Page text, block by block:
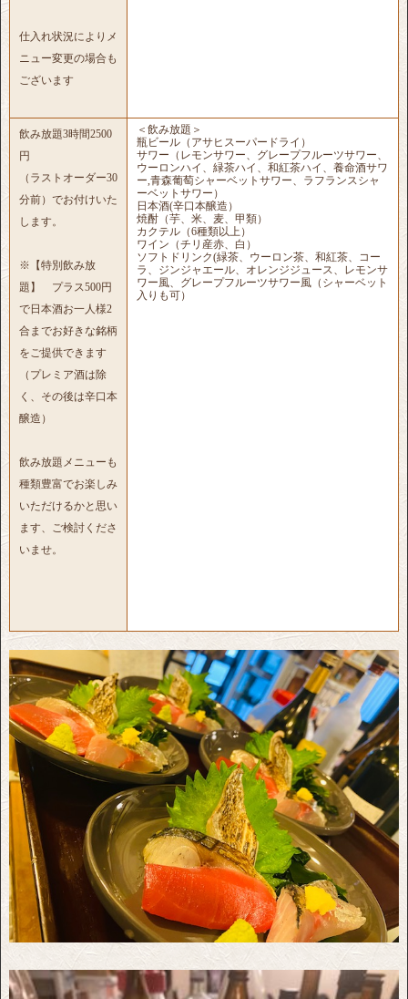
仕入れ状況によりメ
ニュー変更の場合も
ございます
飲み放題3時間2500
円
（ラストオーダー30
分前）でお付けいた
します。
※【特別飲み放
題】 プラス500円
で日本酒お一人様2
合までお好きな銘柄
をご提供できます
（プレミア酒は除
く、その後は辛口本
醸造）
飲み放題メニューも
種類豊富でお楽しみ
いただけるかと思い
ます、ご検討くださ
いませ。
＜飲み放題＞
瓶ビール（アサヒスーパードライ）
サワー（レモンサワー、グレープフルーツサワー、
ウーロンハイ、緑茶ハイ、和紅茶ハイ、養命酒サワ
ー,青森葡萄シャーベットサワー、ラフランスシャ
ーベットサワー）
日本酒(辛口本醸造）
焼酎（芋、米、麦、甲類）
カクテル（6種類以上）
ワイン（チリ産赤、白）
ソフトドリンク(緑茶、ウーロン茶、和紅茶、コー
ラ、ジンジャエール、オレンジジュース、レモンサ
ワー風、グレープフルーツサワー風（シャーベット
入りも可）